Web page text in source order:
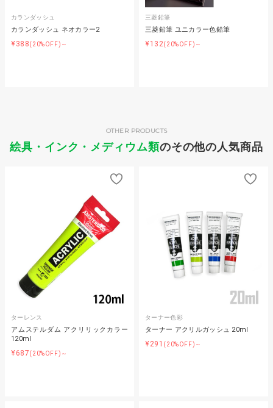
カランダッシュ
カランダッシュ ネオカラー2
¥388(20%OFF)～
三菱鉛筆
三菱鉛筆 ユニカラー色鉛筆
¥132(20%OFF)～
絵具・インク・メディウム類のその他の人気商品
OTHER PRODUCTS
ターレンス
アムステルダム アクリリックカラー
120ml
¥687(20%OFF)～
ターナー色彩
ターナー アクリルガッシュ 20ml
¥291 (20%OFF)～